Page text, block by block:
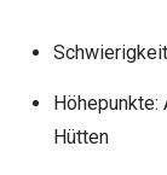
Hütten